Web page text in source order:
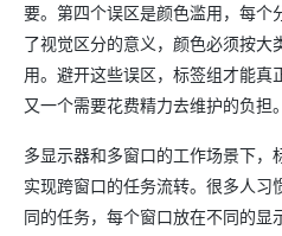
要。第四个误区是颜色滥用，每个
了视觉区分的意义，颜色必须按大
用。避开这些误区，标签组才能真
又一个需要花费精力去维护的负担。
多显示器和多窗口的工作场景下，
实现跨窗口的任务流转。很多人习
同的任务，每个窗口放在不同的显